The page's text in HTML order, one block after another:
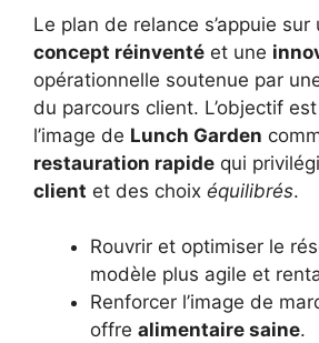
Le plan de relance s’appuie sur
concept réinventé et une
opérationnelle soutenue par
du parcours client. L’objectif
l’image de Lunch Garden
restauration rapide qui
client et des choix équilibrés.
Rouvrir et optimiser le
modèle plus agile et
Renforcer l’image de
offre alimentaire saine.